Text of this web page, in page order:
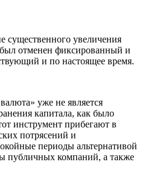
существенного увеличения
отменен фиксированный и
и по настоящее время.
уже не является
капитала, как было
инструмент прибегают в
потрясений и
периоды альтернативой
публичных компаний, а также